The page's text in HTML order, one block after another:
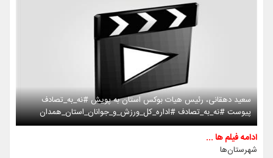
سعید دهقانی، رئیس هیات بوکس استان به پویش #نه_به_تصادف
پیوست #نه_به_تصادف #اداره_کل_ورزش_و_جوانان_استان_همدان
ادامه فیلم ها ...
شهرستان‌ها